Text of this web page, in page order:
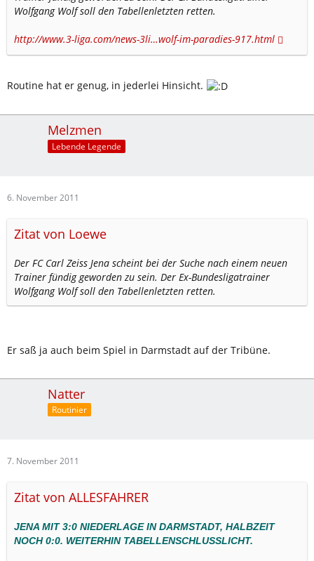
Wolfgang Wolf soll den Tabellenletzten retten.
http://www.3-liga.com/news-3li…wolf-im-paradies-917.html
Routine hat er genug, in jederlei Hinsicht.
Melzmen
Lebende Legende
6. November 2011
Zitat von Loewe
Der FC Carl Zeiss Jena scheint bei der Suche nach einem neuen
Trainer fündig geworden zu sein. Der Ex-Bundesligatrainer
Wolfgang Wolf soll den Tabellenletzten retten.
Er saß ja auch beim Spiel in Darmstadt auf der Tribüne.
Natter
Routinier
7. November 2011
Zitat von ALLESFAHRER
JENA MIT 3:0 NIEDERLAGE IN DARMSTADT, HALBZEIT
NOCH 0:0. WEITERHIN TABELLENSCHLUSSLICHT.